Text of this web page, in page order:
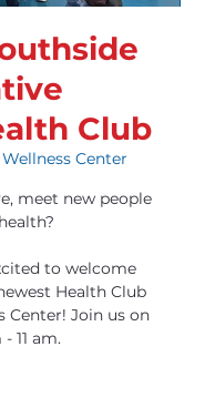
Club
Center
meet new people
to welcome
Health Club
Center! Join us on
11 am.